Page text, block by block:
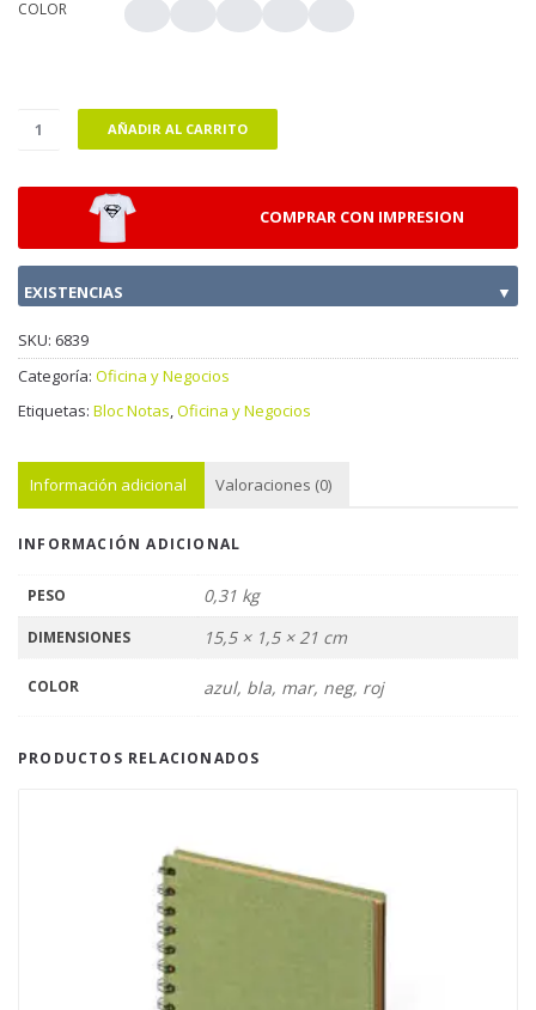
COLOR
AÑADIR AL CARRITO
COMPRAR CON IMPRESION
EXISTENCIAS ▼
SKU: 6839
Categoría: Oficina y Negocios
Etiquetas: Bloc Notas,Oficina y Negocios
Información adicional Valoraciones (0)
INFORMACIÓN ADICIONAL
PESO 0,31 kg
DIMENSIONES 15,5 × 1,5 × 21 cm
COLOR azul, bla, mar, neg, roj
PRODUCTOS RELACIONADOS